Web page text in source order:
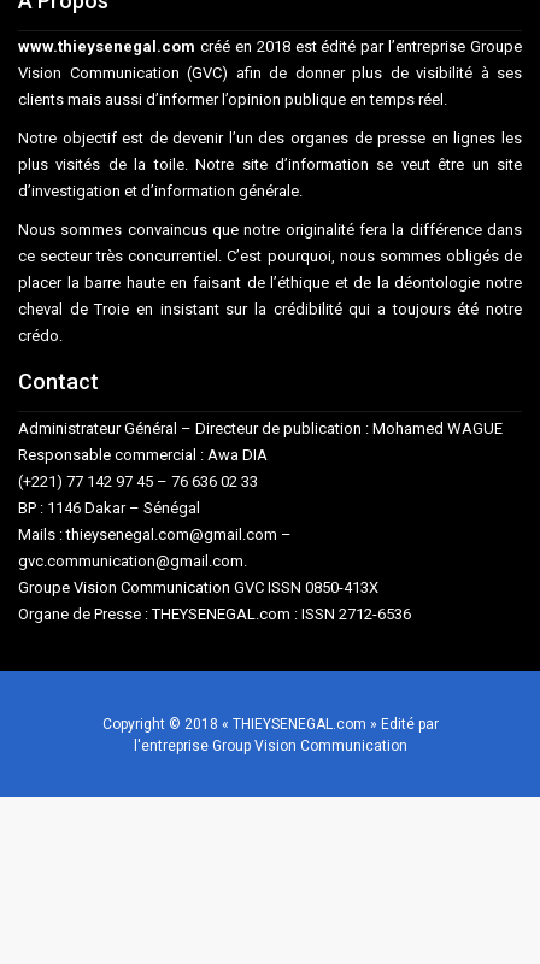
www.thieysenegal.com créé en 2018 est édité par l’entreprise Groupe
Vision Communication (GVC) afin de donner plus de visibilité à ses
clients mais aussi d’informer l’opinion publique en temps réel.
Notre objectif est de devenir l’un des organes de presse en lignes les
plus visités de la toile. Notre site d’information se veut être un site
d’investigation et d’information générale.
Nous sommes convaincus que notre originalité fera la différence dans
ce secteur très concurrentiel. C’est pourquoi, nous sommes obligés de
placer la barre haute en faisant de l’éthique et de la déontologie notre
cheval de Troie en insistant sur la crédibilité qui a toujours été notre
crédo.
Contact
Administrateur Général – Directeur de publication : Mohamed WAGUE
Responsable commercial : Awa DIA
(+221) 77 142 97 45 – 76 636 02 33
BP : 1146 Dakar – Sénégal
Mails : thieysenegal.com@gmail.com –
gvc.communication@gmail.com.
Groupe Vision Communication GVC ISSN 0850-413X
Organe de Presse : THEYSENEGAL.com : ISSN 2712-6536
Copyright © 2018 « THIEYSENEGAL.com » Edité par
l'entreprise Group Vision Communication